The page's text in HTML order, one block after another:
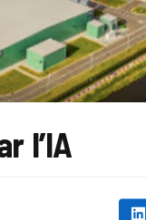
l’IA